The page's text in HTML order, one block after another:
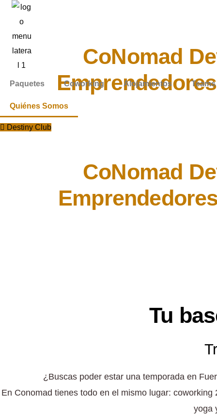
Paquetes Coworking Alojamientos
Quiénes Somos
Somos CoNomad
Destiny Club
CoNomad
Tu
¿Buscas poder estar una temporada en
En Conomad tienes todo en el mismo lugar:
yoga